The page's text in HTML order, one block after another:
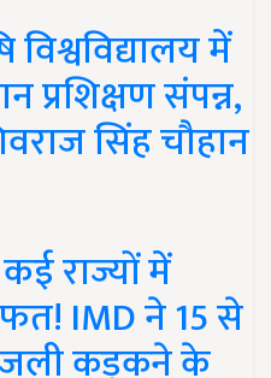
विश्वविद्यालय में
प्रशिक्षण संपन्न,
सिंह चौहान
राज्यों में
IMD ने 15 से
कड़कने के